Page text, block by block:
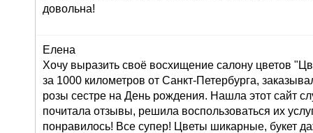
довольна!
Елена
Хочу выразить своё восхищение салону цветов
за 1000 километров от Санкт-Петербурга,
розы сестре на День рождения. Нашла этот сайт
почитала отзывы, решила воспользоваться их
понравилось! Все супер! Цветы шикарные, букет